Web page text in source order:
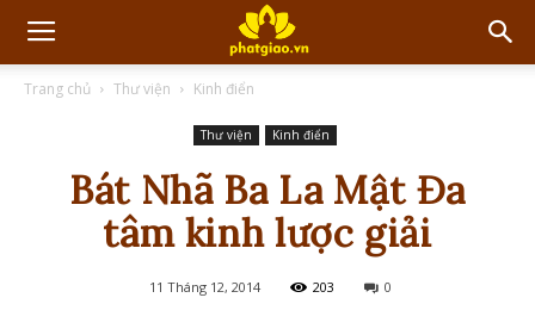
Trang chủ Thư viện Kinh điển
Thư viện Kinh điển
Bát Nhã Ba La Mật Đa
tâm kinh lược giải
11 Tháng 12, 2014 203 0